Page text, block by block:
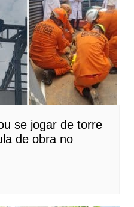
se jogar de torre
de obra no